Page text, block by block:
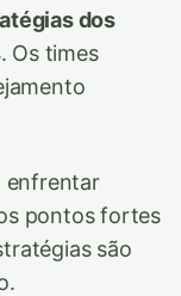
dos
. Os times
enfrentar
pontos fortes
são